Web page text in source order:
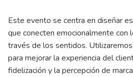
Este evento se centra en diseñar
que conecten emocionalmente con
través de los sentidos.
para mejorar la experiencia del
fidelización y la percepción de